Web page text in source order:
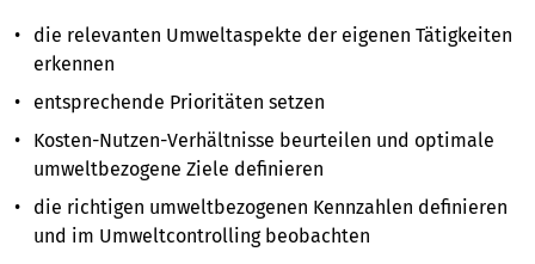
die relevanten Umweltaspekte der eigenen Tätigkeiten
erkennen
entsprechende Prioritäten setzen
Kosten-Nutzen-Verhältnisse beurteilen und optimale
umweltbezogene Ziele definieren
die richtigen umweltbezogenen Kennzahlen definieren
und im Umweltcontrolling beobachten